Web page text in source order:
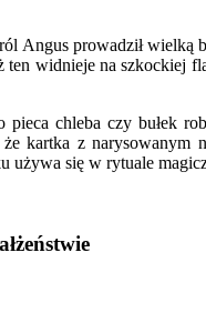
Angus prowadził
widnieje na szkockiej
chleba czy bułek
że kartka z
używa się w rytuale